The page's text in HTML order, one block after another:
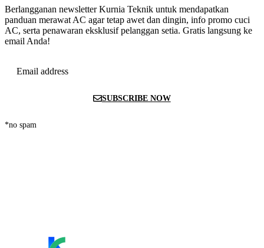
Berlangganan newsletter Kurnia Teknik untuk mendapatkan
panduan merawat AC agar tetap awet dan dingin, info promo cuci
AC, serta penawaran eksklusif pelanggan setia. Gratis langsung ke
email Anda!
Email address
SUBSCRIBE NOW
*no spam